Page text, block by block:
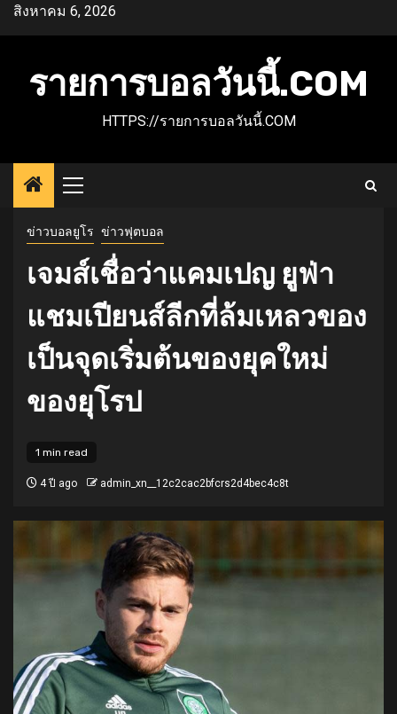
Skipสิงหาคม 6, 2026
รายการบอลวันนี้.COM
HTTPS://รายการบอลวันนี้.COM
Primary
ข่าวบอลยูโร ข่าวฟุตบอล
เจมส์เชื่อว่าแคมเปญ ยูฟ่า
แชมเปียนส์ลีกที่ล้มเหลวของ
เป็นจุดเริ่มต้นของยุคใหม่
ของยุโรป
1 min read
4 ปี ago admin_xn__12c2cac2bfcrs2d4bec4c8t